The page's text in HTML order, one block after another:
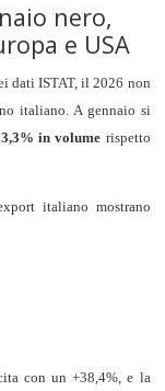
nero,
e USA
dati ISTAT, il 2026 non
italiano. A gennaio si
in volume rispetto
italiano mostrano
con un +38,4%, e la